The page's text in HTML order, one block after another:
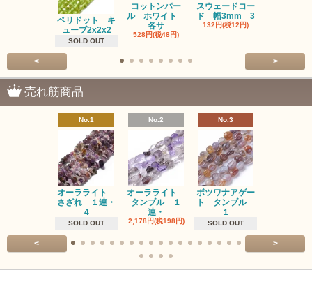
ペリドット キ
ューブ2x2x2
SOLD OUT
コットンパー
ル ホワイト
各サ
528円(税48円)
スウェードコー
ド 幅3mm 3
132円(税12円)
< >
売れ筋商品
No.1
オーラライト
さざれ １連・
4
SOLD OUT
No.2
オーラライト
タンブル １
連・
2,178円(税198円)
No.3
ボツワナアゲー
ト タンブル
１
SOLD OUT
< >